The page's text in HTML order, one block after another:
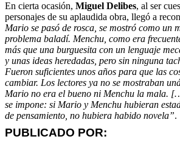
En cierta ocasión, Miguel Delibes, al ser
personajes de su aplaudida obra, llegó a
Mario se pasó de rosca, se mostró como un
problema baladí. Menchu, como era
más que una burguesita con un lenguaje
y unas ideas heredadas, pero sin ninguna
Fueron suficientes unos años para que las
cambiar. Los lectores ya no se mostraban
Mario no era el bueno ni Menchu la mala.
se impone: si Mario y Menchu hubieran
de pensamiento, no hubiera habido novela”.
PUBLICADO POR: